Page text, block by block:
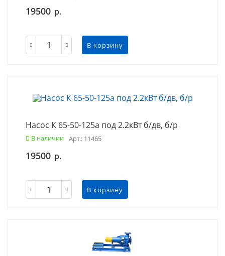
19500 р.
В корзину
Насос К 65-50-125а под 2.2кВт б/дв, б/р
В наличии Арт.: 11465
19500 р.
В корзину